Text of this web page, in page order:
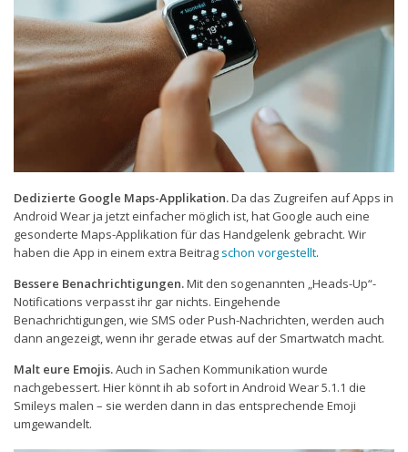
Dedizierte Google Maps-Applikation.Da das Zugreifen auf Apps in
Android Wear ja jetzt einfacher möglich ist, hat Google auch eine
gesonderte Maps-Applikation für das Handgelenk gebracht. Wir
haben die App in einem extra Beitrag schon vorgestellt.
Bessere Benachrichtigungen.Mit den sogenannten „Heads-Up“-
Notifications verpasst ihr gar nichts. Eingehende
Benachrichtigungen, wie SMS oder Push-Nachrichten, werden auch
dann angezeigt, wenn ihr gerade etwas auf der Smartwatch macht.
Malt eure Emojis.Auch in Sachen Kommunikation wurde
nachgebessert. Hier könnt ih ab sofort in Android Wear 5.1.1 die
Smileys malen – sie werden dann in das entsprechende Emoji
umgewandelt.